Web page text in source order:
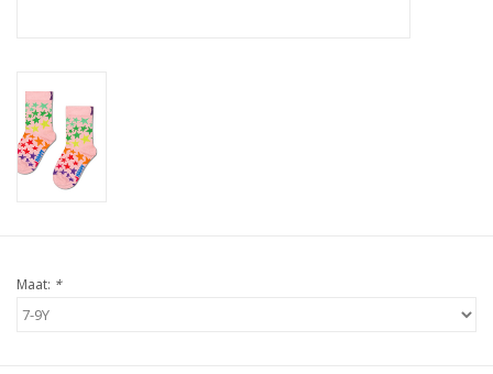
Maat: *